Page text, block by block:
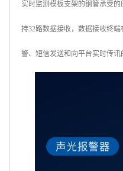
实时监测模板支架的钢管承受
持32路数据接收，数据接收终
警、短信发送和向平台实时传讯